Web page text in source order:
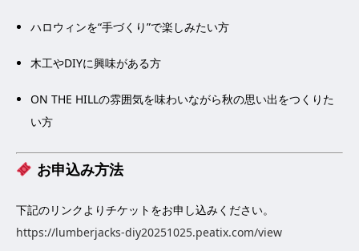
ハロウィンを“手づくり”で楽しみたい方
木工やDIYに興味がある方
ON THE HILLの雰囲気を味わいながら秋の思い出をつくりた
い方
お申込み方法
下記のリンクよりチケットをお申し込みください。
https://lumberjacks-diy20251025.peatix.com/view